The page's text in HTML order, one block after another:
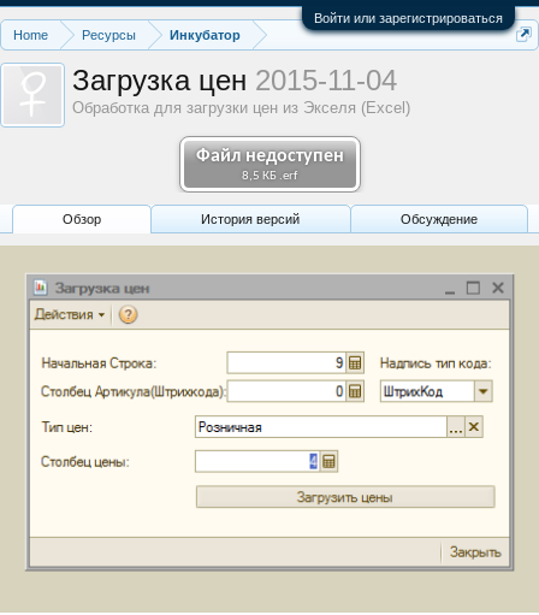
Войти или зарегистрироваться
Home
Ресурсы Инкубатор
Файл недоступен
8,5 КБ .erf
Загрузка цен 2015-11-04
Обработка для загрузки цен из Экселя (Excel)
Обзoр История версий Обсуждение